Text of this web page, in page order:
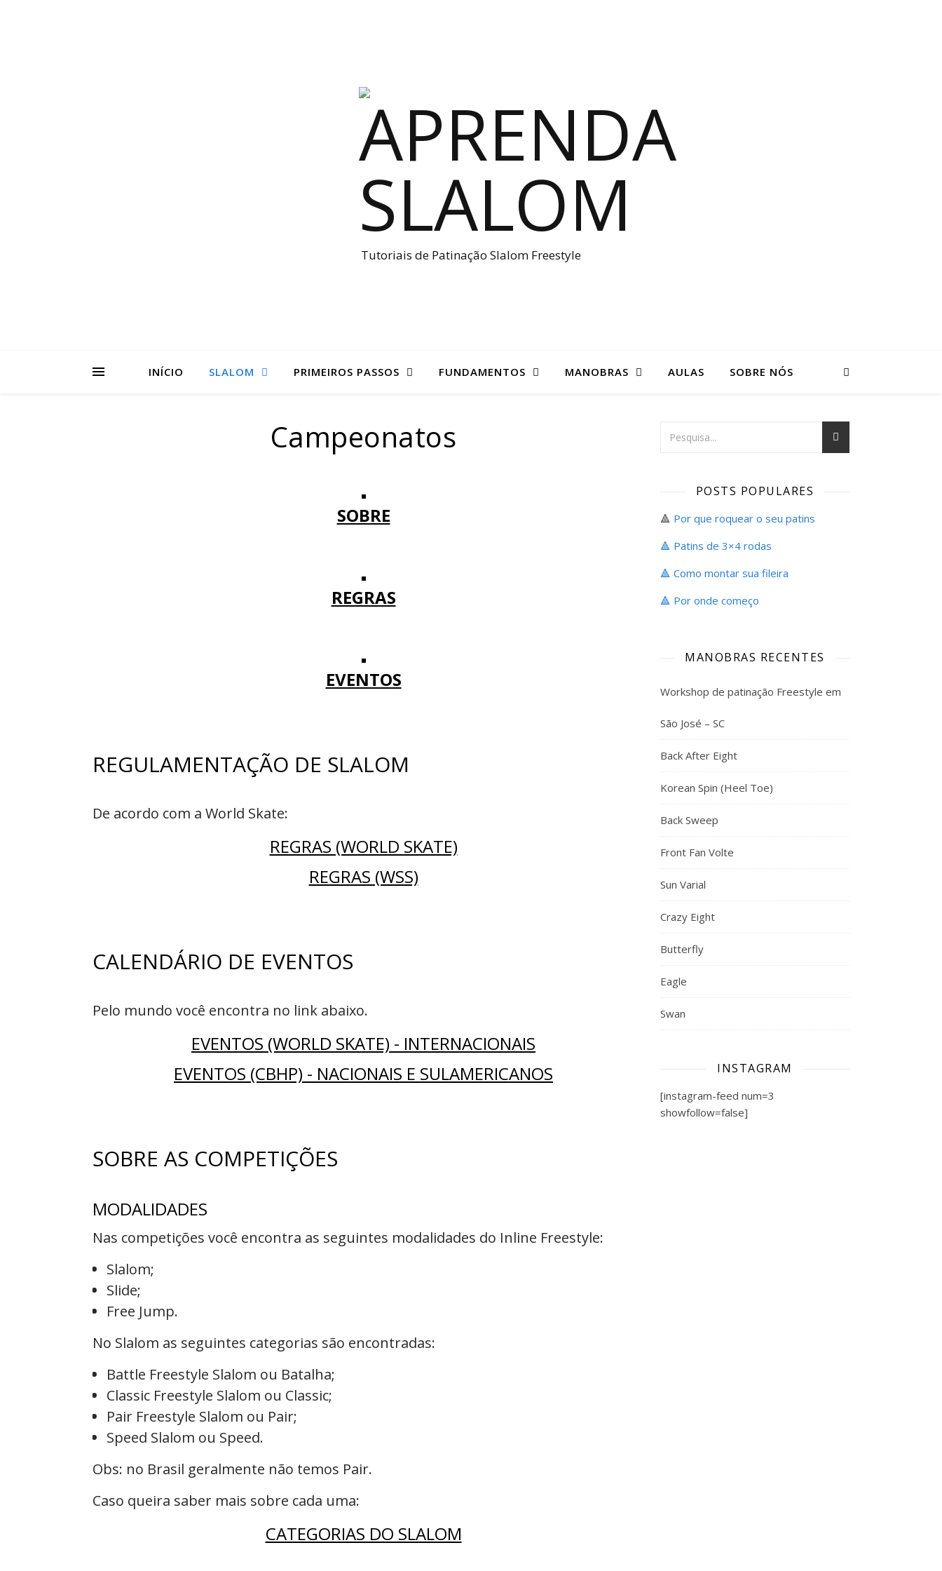
Tutoriais de Patinação Slalom Freestyle
INÍCIO SLALOM PRIMEIROS PASSOS FUNDAMENTOS MANOBRAS AULAS SOBRE NÓS
Campeonatos
SOBRE
REGRAS
EVENTOS
REGULAMENTAÇÃO DE SLALOM
De acordo com a World Skate:
REGRAS (WORLD SKATE)
REGRAS (WSS)
CALENDÁRIO DE EVENTOS
Pelo mundo você encontra no link abaixo.
EVENTOS (WORLD SKATE) - INTERNACIONAIS
EVENTOS (CBHP) - NACIONAIS E SULAMERICANOS
SOBRE AS COMPETIÇÕES
MODALIDADES
Nas competições você encontra as seguintes modalidades do Inline Freestyle:
Slalom;
Slide;
Free Jump.
No Slalom as seguintes categorias são encontradas:
Battle Freestyle Slalom ou Batalha;
Classic Freestyle Slalom ou Classic;
Pair Freestyle Slalom ou Pair;
Speed Slalom ou Speed.
Obs: no Brasil geralmente não temos Pair.
Caso queira saber mais sobre cada uma:
CATEGORIAS DO SLALOM
POSTS POPULARES
🔺 Por que roquear o seu patins
🔺 Patins de 3×4 rodas
🔺 Como montar sua fileira
🔺 Por onde começo
MANOBRAS RECENTES
Workshop de patinação Freestyle em
São José – SC
Back After Eight
Korean Spin (Heel Toe)
Back Sweep
Front Fan Volte
Sun Varial
Crazy Eight
Butterfly
Eagle
Swan
INSTAGRAM
[instagram-feed num=3
showfollow=false]